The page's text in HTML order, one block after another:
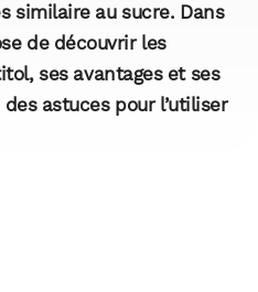
similaire ausucre. Dans
de découvrir les
ses avantages et ses
astuces pour l’utiliser